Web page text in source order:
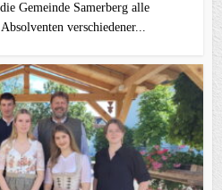
Gemeinde Samerberg alle
verschiedener...